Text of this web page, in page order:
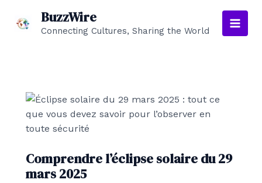
BuzzWire
Connecting Cultures, Sharing the World
Main
Comprendre l’éclipse solaire du 29
mars 2025